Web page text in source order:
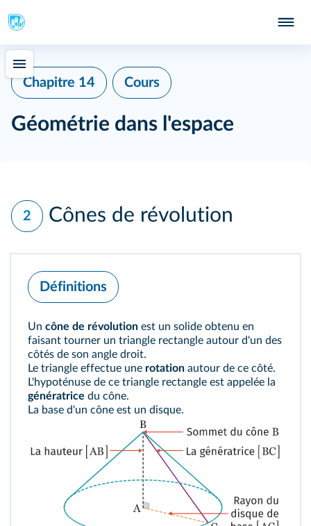
Chapitre 14 Cours
Géométrie dans l'espace
2 Cônes de révolution
Définitions
Un cône de révolution est un solide obtenu en
faisant tourner un triangle rectangle autour d'un des
côtés de son angle droit.
Le triangle effectue une rotation autour de ce côté.
L'hypoténuse de ce triangle rectangle est appelée la
génératrice du cône.
La base d'un cône est un disque.